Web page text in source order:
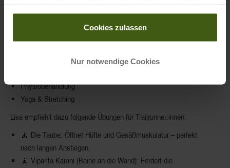
gesammelt haben.
Cookies zulassen
Nur notwendige Cookies
Annikas Tipp:
Compression Boots(z. B. vonBlackroll)
Physiobehandlung
Yoga & Stretching
Lisa empfiehlt dazu folgende Übungen für Trailrunner:innen:
🧘 Die Taube: Öffnet Hüfte und Gesäßmuskulatur – perfekt
nach langen Anstiegen.
🧘 Viparita Karani (Beine an die Wand): Fördert die